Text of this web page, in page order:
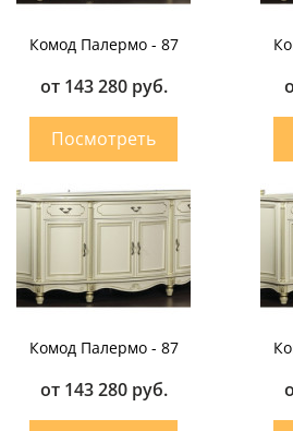
Комод Палермо - 87
от 143 280 руб.
Комод Палермо - 87
от 143 280 руб.